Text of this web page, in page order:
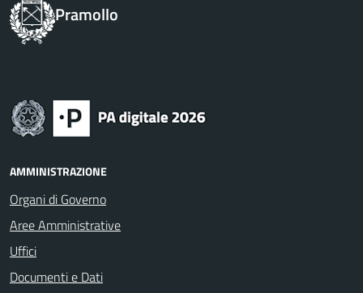
Pramollo
AMMINISTRAZIONE
Organi di Governo
Aree Amministrative
Uffici
Documenti e Dati